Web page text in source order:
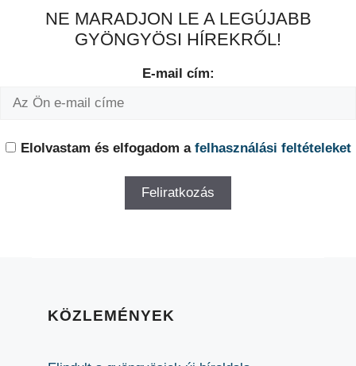
NE MARADJON LE A LEGÚJABB
GYÖNGYÖSI HÍREKRŐL!
E-mail cím:
Elolvastam és elfogadom a felhasználási feltételeket
KÖZLEMÉNYEK